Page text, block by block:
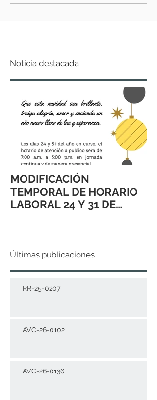
Noticia destacada
MODIFICACIÓN
TEMPORAL DE HORARIO
LABORAL 24 Y 31 DE
Últimas publicaciones
RR-25-0207
AVC-26-0102
AVC-26-0136